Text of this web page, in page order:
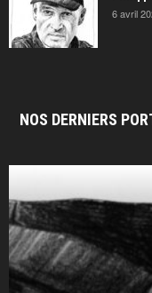
6 avril
NOS DERNIERS
PORTRAITS